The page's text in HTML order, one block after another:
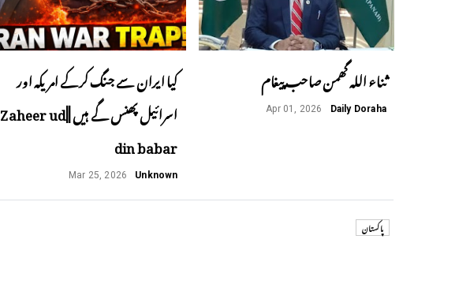
ثناء اللہ گھمن صاحب پیغام
Daily Doraha
Apr 01, 2026
کیا ایران سے جنگ کرکے امریکہ اور
اسرائیل پھنس گے ہیں ||Zaheer ud
din babar
Unknown
Mar 25, 2026
پاکستان